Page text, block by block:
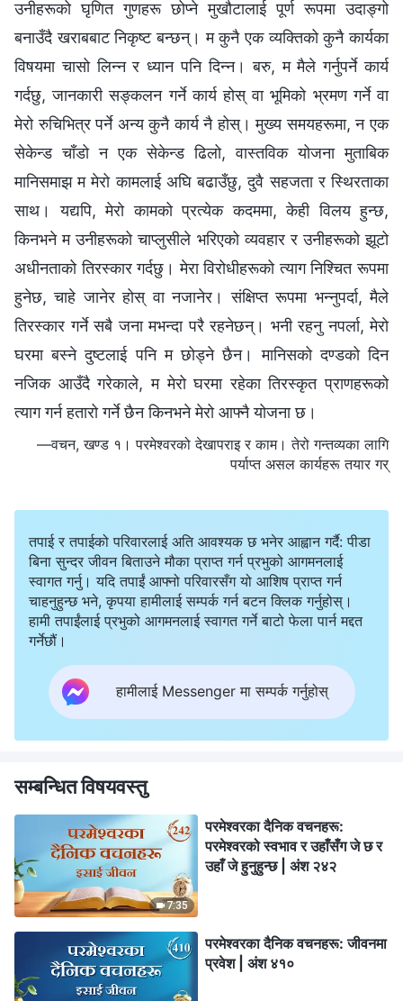
उनीहरूको घृणित गुणहरू छोप्ने मुखौटालाई पूर्ण रूपमा उदाङ्गो
बनाउँदै खराबबाट निकृष्ट बन्छन्। म कुनै एक व्यक्तिको कुनै कार्यका
विषयमा चासो लिन्न र ध्यान पनि दिन्न। बरु, म मैले गर्नुपर्ने कार्य
गर्दछु, जानकारी सङ्कलन गर्ने कार्य होस् वा भूमिको भ्रमण गर्ने वा
मेरो रुचिभित्र पर्ने अन्य कुनै कार्य नै होस्। मुख्य समयहरूमा, न एक
सेकेन्ड चाँडो न एक सेकेन्ड ढिलो, वास्तविक योजना मुताबिक
मानिसमाझ म मेरो कामलाई अघि बढाउँछु, दुवै सहजता र स्थिरताका
साथ। यद्यपि, मेरो कामको प्रत्येक कदममा, केही विलय हुन्छ,
किनभने म उनीहरूको चाप्लुसीले भरिएको व्यवहार र उनीहरूको झूटो
अधीनताको तिरस्कार गर्दछु। मेरा विरोधीहरूको त्याग निश्चित रूपमा
हुनेछ, चाहे जानेर होस् वा नजानेर। संक्षिप्त रूपमा भन्नुपर्दा, मैले
तिरस्कार गर्ने सबै जना मभन्दा परै रहनेछन्। भनी रहनु नपर्ला, मेरो
घरमा बस्ने दुष्टलाई पनि म छोड्ने छैन। मानिसको दण्डको दिन
नजिक आउँदै गरेकाले, म मेरो घरमा रहेका तिरस्कृत प्राणहरूको
त्याग गर्न हतारो गर्ने छैन किनभने मेरो आफ्नै योजना छ।
—वचन, खण्ड १। परमेश्‍वरको देखापराइ र काम। तेरो गन्तव्यका लागि
पर्याप्त असल कार्यहरू तयार गर्
तपाई र तपाईको परिवारलाई अति आवश्यक छ भनेर आह्वान गर्दै: पीडा
बिना सुन्दर जीवन बिताउने मौका प्राप्त गर्न प्रभुको आगमनलाई
स्वागत गर्नु। यदि तपाईं आफ्नो परिवारसँग यो आशिष प्राप्त गर्न
चाहनुहुन्छ भने, कृपया हामीलाई सम्पर्क गर्न बटन क्लिक गर्नुहोस्।
हामी तपाईंलाई प्रभुको आगमनलाई स्वागत गर्ने बाटो फेला पार्न मद्दत
गर्नेछौं।
हामीलाई Messenger मा सम्पर्क गर्नुहोस्
सम्बन्धित विषयवस्तु
7:35
परमेश्‍वरका दैनिक वचनहरू:
परमेश्‍वरको स्वभाव र उहाँसँग जे छ र
उहाँ जे हुनुहुन्छ | अंश २४२
परमेश्‍वरका दैनिक वचनहरू: जीवनमा
प्रवेश | अंश ४१०